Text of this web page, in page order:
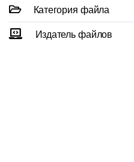
Категория файла
Издатель файлов